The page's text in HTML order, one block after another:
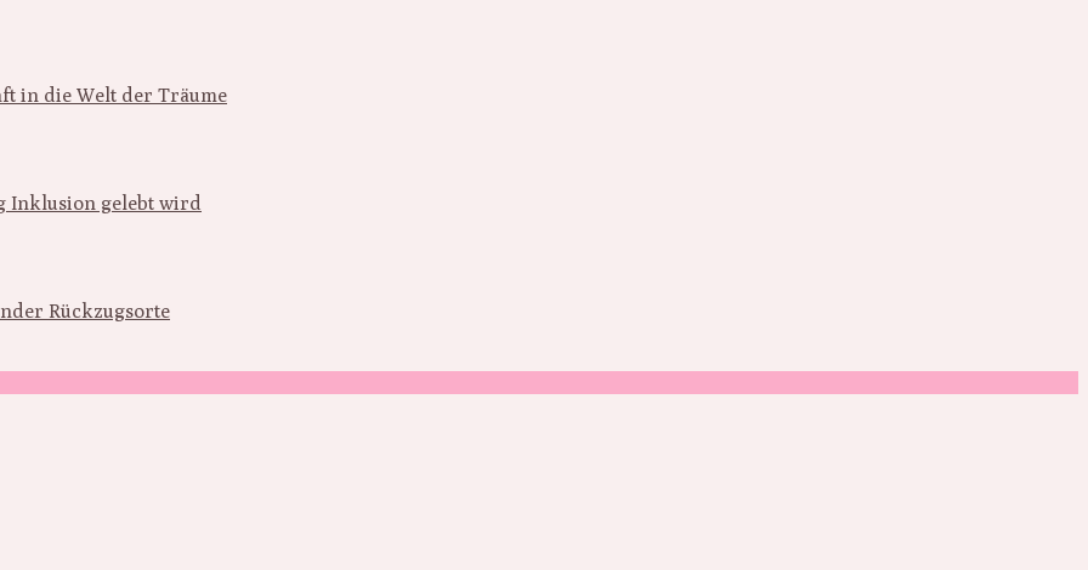
in die Welt der Träume
Inklusion gelebt wird
Rückzugsorte